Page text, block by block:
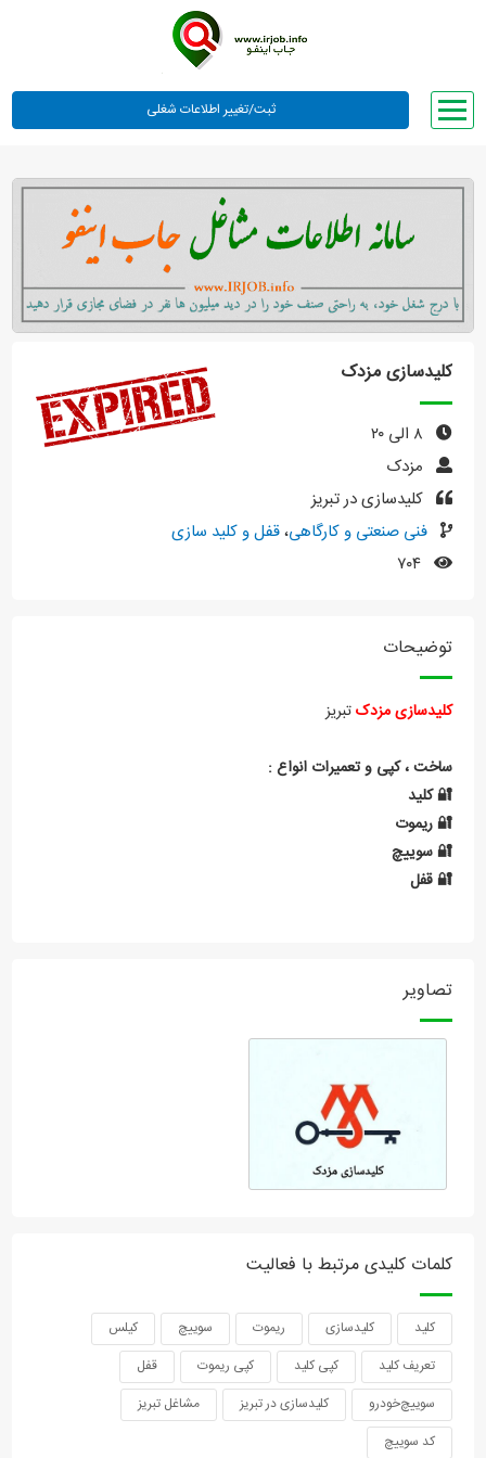
وبلاگ
معرفی ما
تعرفه ها
راهنما
ورود یا عضویت
کلیدسازی مزدک
مزدک
کلیدسازی در تبریز
فنی صنعتی و کارگاهی،قفل و کلید سازی
۷۰۴
توضیحات
کلیدسازی مزدکتبریز
ساخت ، کپی و تعمیرات انواع :
🔐 کلید
🔐 ریموت
🔐 سوییچ
🔐 قفل
تصاویر
کلمات کلیدی مرتبط با فعالیت
کلید کلیدسازی ریموت سوییچ
کیلس
تعریف کلید
کپی کلید کپی ریموت
قفل
سوییچ‌خودرو
کلیدسازی در تبریز
مشاغل تبریز
کد سوییچ